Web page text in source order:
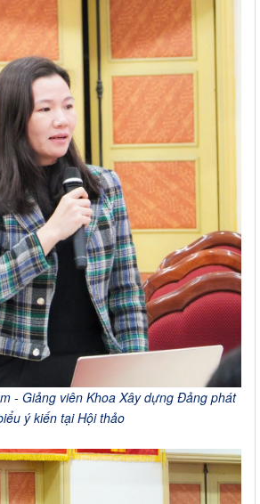
- Giảng viên Khoa Xây dựng Đảng phát
ý kiến tại Hội thảo